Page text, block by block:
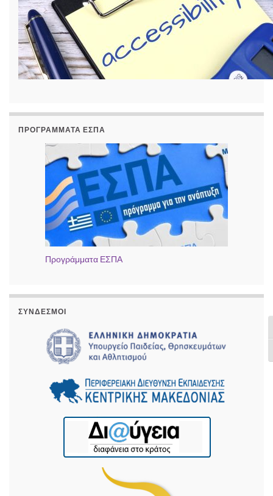
ΠΡΟΓΡΆΜΜΑΤΑ ΕΣΠΑ
Προγράμματα ΕΣΠΑ
ΣΎΝΔΕΣΜΟΙ